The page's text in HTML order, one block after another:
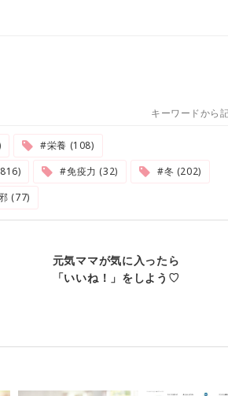
キーワードから
#栄養 (108)
#免疫力 (32)
#冬 (202)
(77)
元気ママが気に入ったら
「いいね！」をしよう♡